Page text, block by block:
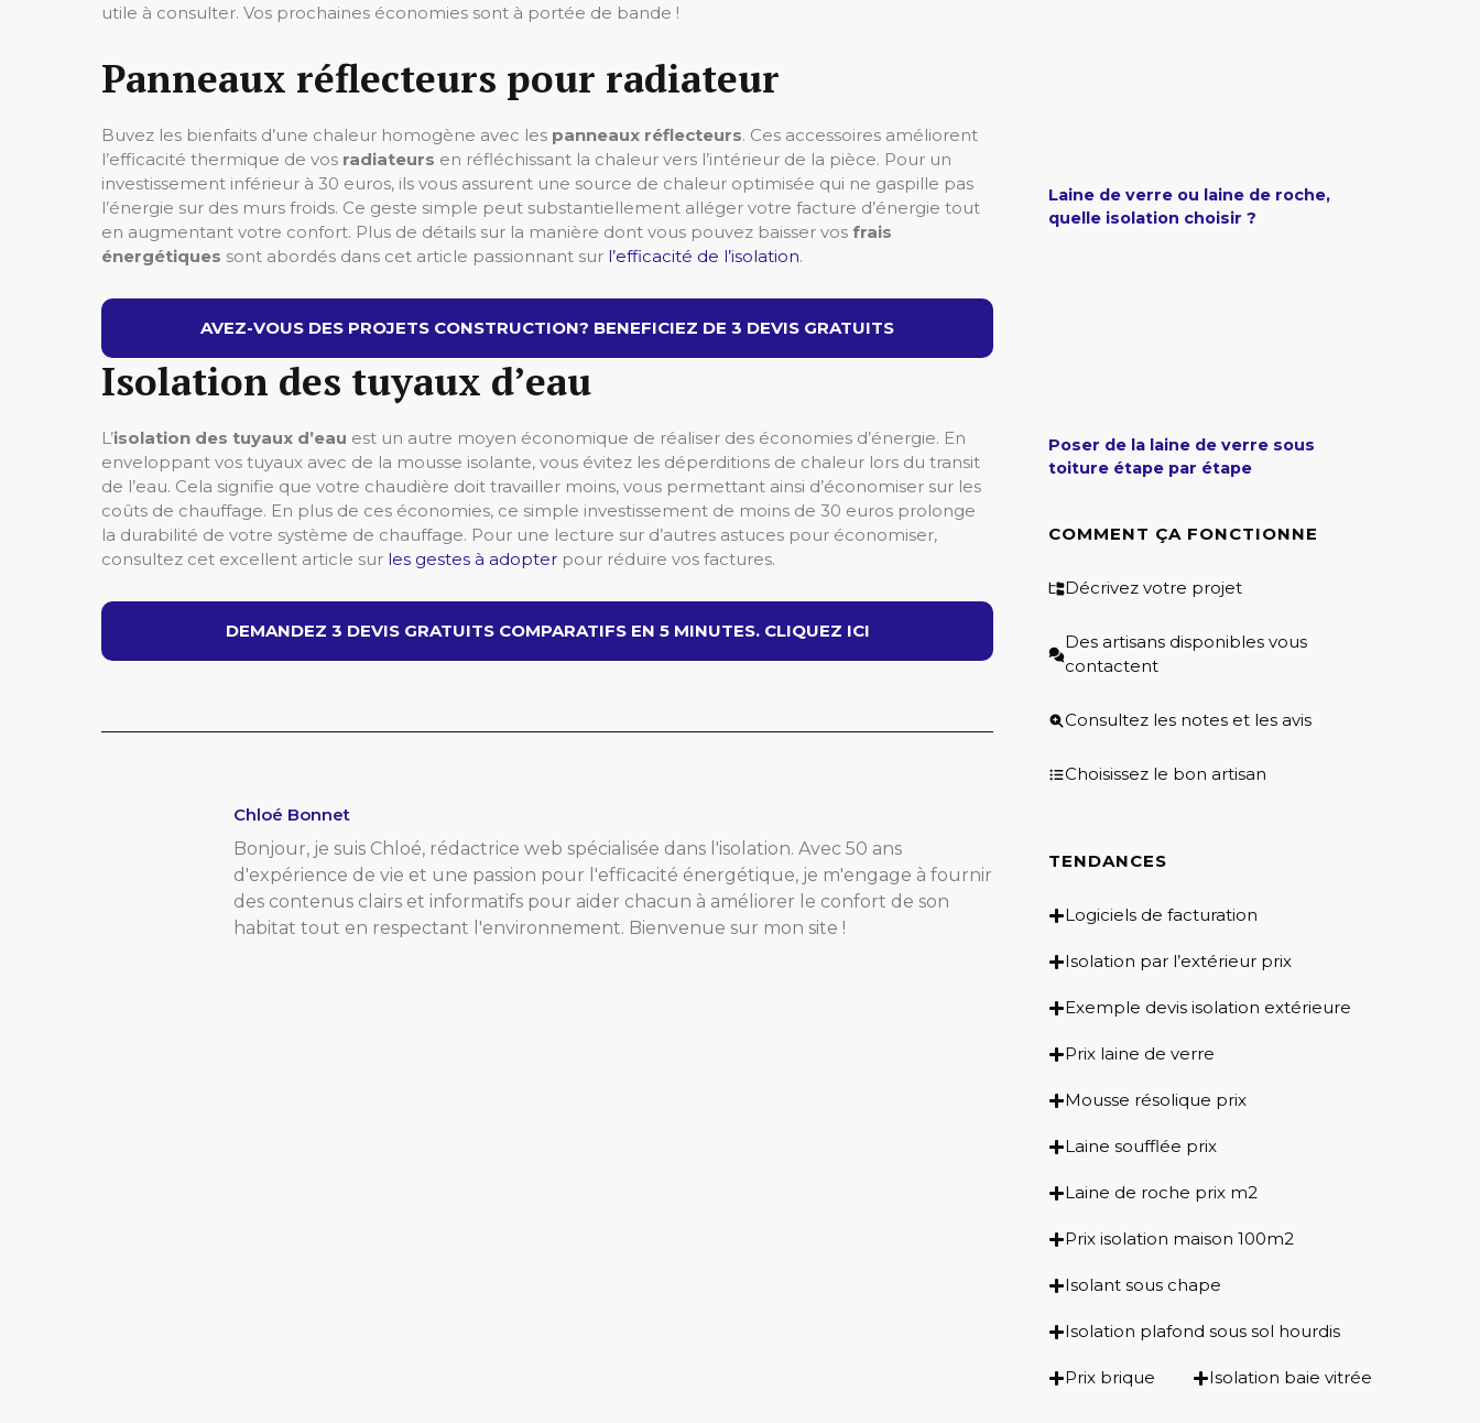
utile à consulter. Vos prochaines économies sont à portée de bande !
Panneaux réflecteurs pour radiateur
Buvez les bienfaits d’une chaleur homogène avec les panneaux réflecteurs. Ces accessoires améliorent
l’efficacité thermique de vos radiateurs en réfléchissant la chaleur vers l’intérieur de la pièce. Pour un
investissement inférieur à 30 euros, ils vous assurent une source de chaleur optimisée qui ne gaspille pas
l’énergie sur des murs froids. Ce geste simple peut substantiellement alléger votre facture d’énergie tout
en augmentant votre confort. Plus de détails sur la manière dont vous pouvez baisser vos frais
énergétiques sont abordés dans cet article passionnant sur l’efficacité de l’isolation.
AVEZ-VOUS DES PROJETS CONSTRUCTION? BENEFICIEZ DE 3 DEVIS GRATUITS
Isolation des tuyaux d’eau
L’isolation des tuyaux d’eau est un autre moyen économique de réaliser des économies d’énergie. En
enveloppant vos tuyaux avec de la mousse isolante, vous évitez les déperditions de chaleur lors du transit
de l’eau. Cela signifie que votre chaudière doit travailler moins, vous permettant ainsi d’économiser sur les
coûts de chauffage. En plus de ces économies, ce simple investissement de moins de 30 euros prolonge
la durabilité de votre système de chauffage. Pour une lecture sur d’autres astuces pour économiser,
consultez cet excellent article sur les gestes à adopter pour réduire vos factures.
DEMANDEZ 3 DEVIS GRATUITS COMPARATIFS EN 5 MINUTES. CLIQUEZ ICI
Chloé Bonnet
Bonjour, je suis Chloé, rédactrice web spécialisée dans l'isolation. Avec 50 ans
d'expérience de vie et une passion pour l'efficacité énergétique, je m'engage à fournir
des contenus clairs et informatifs pour aider chacun à améliorer le confort de son
habitat tout en respectant l'environnement. Bienvenue sur mon site !
Laine de verre ou laine de roche,
quelle isolation choisir ?
Poser de la laine de verre sous
toiture étape par étape
COMMENT ÇA FONCTIONNE
Décrivez votre projet
Des artisans disponibles vous
contactent
Consultez les notes et les avis
Choisissez le bon artisan
TENDANCES
Logiciels de facturation
Isolation par l’extérieur prix
Exemple devis isolation extérieure
Prix laine de verre
Mousse résolique prix
Laine soufflée prix
Laine de roche prix m2
Prix isolation maison 100m2
Isolant sous chape
Isolation plafond sous sol hourdis
Prix brique Isolation baie vitrée